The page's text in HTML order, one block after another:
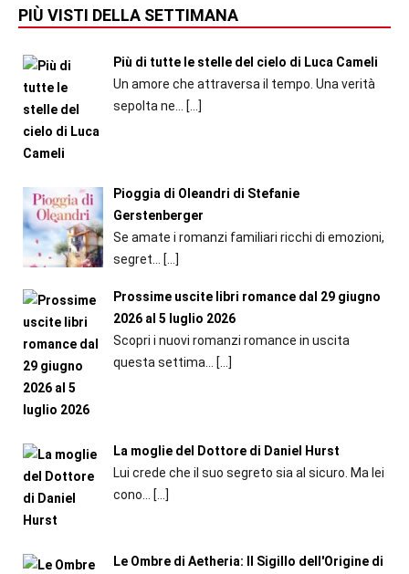
PIÙ VISTI DELLA SETTIMANA
Più di tutte le stelle del cielo di Luca Cameli
Un amore che attraversa il tempo. Una verità
sepolta ne...
[…]
Pioggia di Oleandri di Stefanie
Gerstenberger
Se amate i romanzi familiari ricchi di emozioni,
segret... […]
Prossime uscite libri romance dal 29 giugno
2026 al 5 luglio 2026
Scopri i nuovi romanzi romance in uscita
questa settima...
[…]
La moglie del Dottore di Daniel Hurst
Lui crede che il suo segreto sia al sicuro. Ma lei
cono...
[…]
Le Ombre di Aetheria: Il Sigillo dell'Origine di